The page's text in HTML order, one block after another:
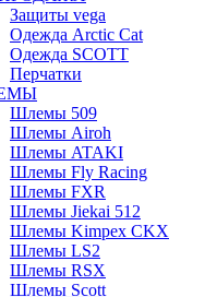
Защиты vega
Одежда Arctic Cat
Одежда SCOTT
Перчатки
Шлемы 509
Шлемы Airoh
Шлемы ATAKI
Шлемы Fly Racing
Шлемы FXR
Шлемы Jiekai 512
Шлемы Kimpex CKX
Шлемы LS2
Шлемы RSX
Шлемы Scott